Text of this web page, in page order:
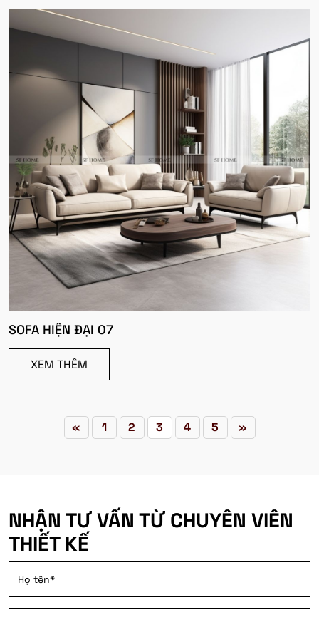
SOFA HIỆN ĐẠI 07
XEM THÊM
« 1 2 3 4 5 »
NHẬN TƯ VẤN TỪ CHUYÊN VIÊN
THIẾT KẾ